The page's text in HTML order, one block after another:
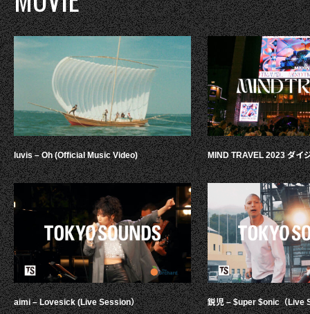
luvis – Oh (Official Music Video)
aimi – Lovesick (Live Session）
MIND TRAVEL 2023 ダイ
鋭児 – $uper $onic（Live